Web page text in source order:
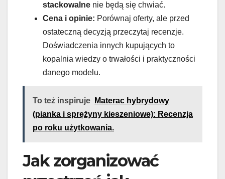
stackowalne nie będą się chwiać.
Cena i opinie: Porównaj oferty, ale przed
ostateczną decyzją przeczytaj recenzje.
Doświadczenia innych kupujących to
kopalnia wiedzy o trwałości i praktyczności
danego modelu.
To też inspiruje
Materac hybrydowy
(pianka i sprężyny kieszeniowe): Recenzja
po roku użytkowania.
Jak zorganizować